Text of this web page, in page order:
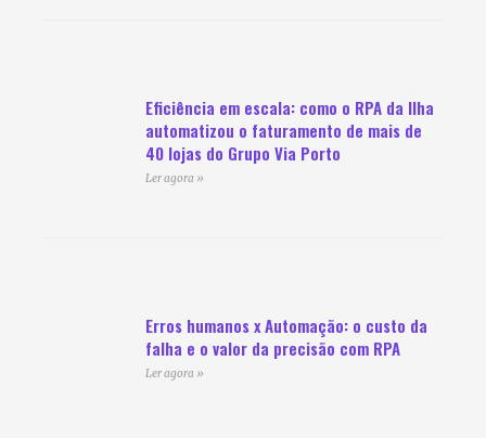
Eficiência em escala: como o RPA da Ilha
automatizou o faturamento de mais de
40 lojas do Grupo Via Porto
Ler agora »
Erros humanos x Automação: o custo da
falha e o valor da precisão com RPA
Ler agora »